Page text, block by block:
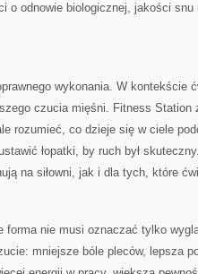
o odnowie biologicznej, jakości snu
wykonania. W kontekście
czucia mięśni. Fitness Station
rozumieć, co dzieje się w ciele
łopatki, by ruch był
na siłowni, jak i dla tych, które
forma nie musi oznaczać tylko
mniejsze bóle pleców, lepsza